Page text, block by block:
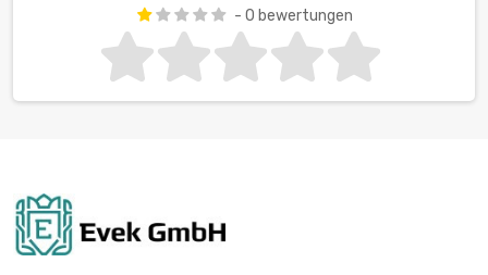
- 0 bewertungen